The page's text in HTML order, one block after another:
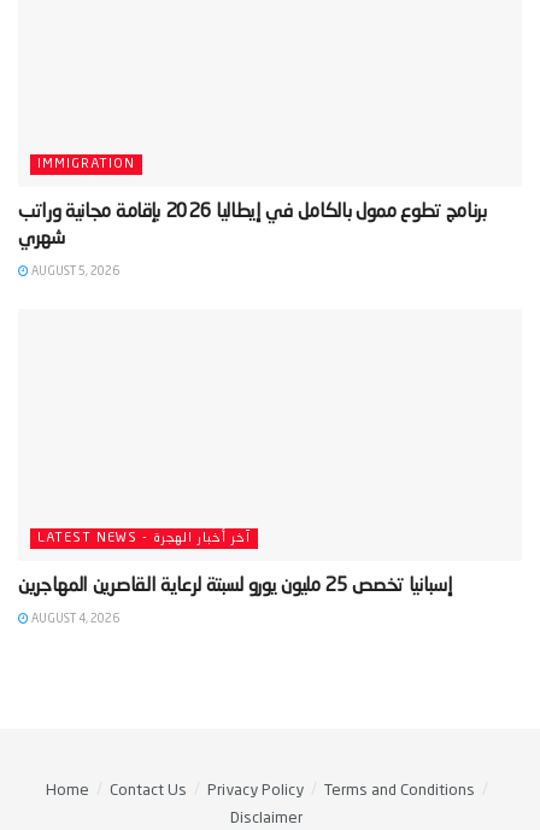
IMMIGRATION
‫برنامج تطوع ممول بالكامل في إيطاليا 2026 بإقامة مجانية وراتب
شهري‬
AUGUST 5, 2026
LATEST NEWS - آخر أخبار الهجرة
AUGUST 4, 2026
Home Contact Us Privacy Policy
Terms and Conditions
Disclaimer